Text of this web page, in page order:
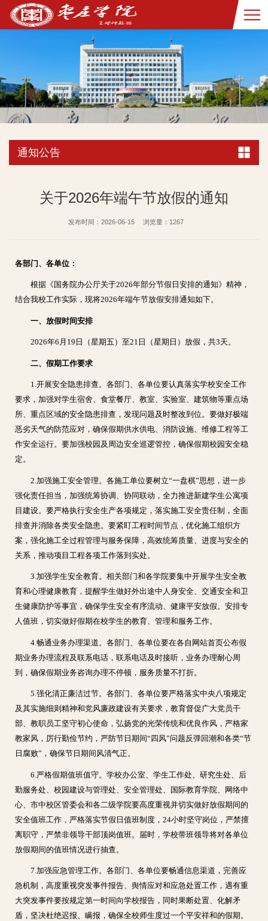
通知公告
关于2026年端午节放假的通知
发布时间：2026-06-15 浏览量： 1267
各部门、各单位：
根据《国务院办公厅关于2026年部分节假日安排的通知》精神，
结合我校工作实际，现将2026年端午节放假安排通知如下。
一、放假时间安排
2026年6月19日（星期五）至21日（星期日）放假，共3天。
二、假期工作要求
1.开展安全隐患排查。各部门、各单位要认真落实学校安全工作
要求，加强对学生宿舍、食堂餐厅、教室、实验室、建筑物等重点场
所、重点区域的安全隐患排查，发现问题及时整改到位。要做好极端
恶劣天气的防范应对，确保假期供水供电、消防设施、维修工程等工
作安全运行。要加强校园及周边安全巡逻管控，确保假期校园安全稳
定。
2.加强施工安全管理。各施工单位要树立“一盘棋”思想，进一步
强化责任担当，加强统筹协调、协同联动，全力推进新建学生公寓项
目建设。要严格执行安全生产各项规定，落实施工安全责任制，全面
排查并消除各类安全隐患。要紧盯工程时间节点，优化施工组织方
案，强化施工全过程管理与服务保障，高效统筹质量、进度与安全的
关系，推动项目工程各项工作落到实处。
3.加强学生安全教育。相关部门和各学院要集中开展学生安全教
育和心理健康教育，提醒学生做好外出途中人身安全、交通安全和卫
生健康防护等事宜，确保学生安全有序流动、健康平安放假。安排专
人值班，切实做好假期在校学生的教育、管理和服务工作。
4.畅通业务办理渠道。各部门、各单位要在各自网站首页公布假
期业务办理流程及联系电话，联系电话及时接听，业务办理耐心周
到，确保假期业务咨询办理不停顿，服务质量不打折。
5.强化清正廉洁过节。各部门、各单位要严格落实中央八项规定
及其实施细则精神和党风廉政建设有关要求，教育督促广大党员干
部、教职员工坚守初心使命，弘扬党的光荣传统和优良作风，严格家
教家风，厉行勤俭节约，严防节日期间“四风”问题反弹回潮和各类“节
日腐败”，确保节日期间风清气正。
6.严格假期值班值守。学校办公室、学生工作处、研究生处、后
勤服务处、校园建设与管理处、安全管理处、国际教育学院、网络中
心、市中校区管委会和各二级学院要高度重视并切实做好放假期间的
安全值班工作，严格落实节假日值班制度，24小时坚守岗位，严禁擅
离职守，严禁非领导干部顶岗值班。届时，学校带班领导将对各单位
放假期间的值班情况进行抽查。
7.加强应急管理工作。各部门、各单位要畅通信息渠道，完善应
急机制，高度重视突发事件报告、舆情应对和应急处置工作，遇有重
大突发事件要按规定第一时间向学校报告，同时果断处置、化解矛
盾，坚决杜绝迟报、瞒报，确保全校师生度过一个平安祥和的假期。